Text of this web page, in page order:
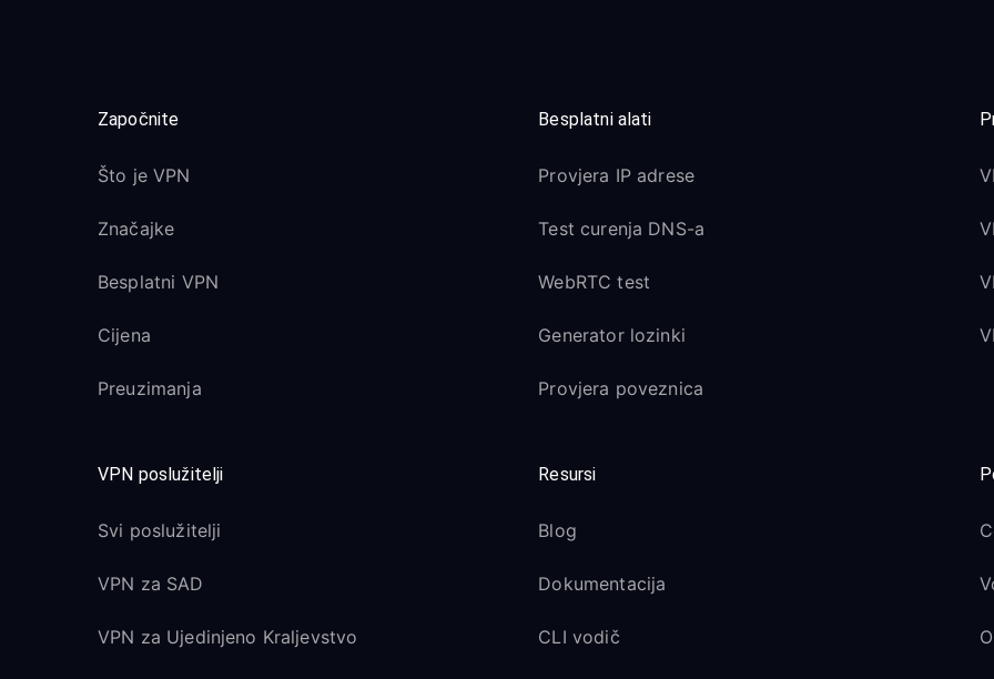
Započnite
Što je VPN
Značajke
Besplatni VPN
Cijena
Preuzimanja
Besplatni alati
Provjera IP adrese
Test curenja DNS-a
WebRTC test
Generator lozinki
Provjera poveznica
VPN poslužitelji
Svi poslužitelji
VPN za SAD
VPN za Ujedinjeno Kraljevstvo
Resursi
Blog
Dokumentacija
CLI vodič